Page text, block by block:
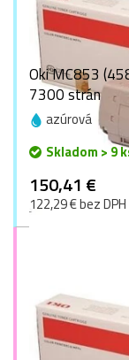
Oki MC853
7300 strán
azúrová
Skladom > 9
150,41 €
122,29 € bez DPH